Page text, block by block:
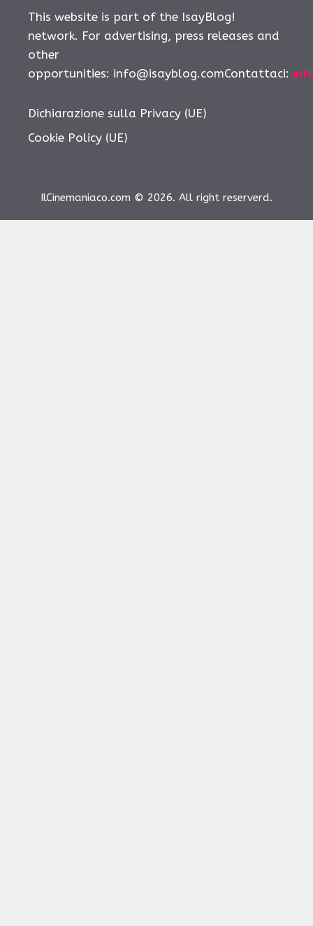
This website is part of the IsayBlog!
network. For advertising, press releases and
other
opportunities: info@isayblog.comContattaci:
Dichiarazione sulla Privacy (UE)
Cookie Policy (UE)
IlCinemaniaco.com © 2026. All right reserverd.